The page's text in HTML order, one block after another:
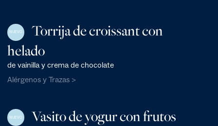
NUEVO
Torrija de croissant con
helado
de vainilla y crema de chocolate
Alérgenos y Trazas >
NUEVO
Vasito de yogur con frutos